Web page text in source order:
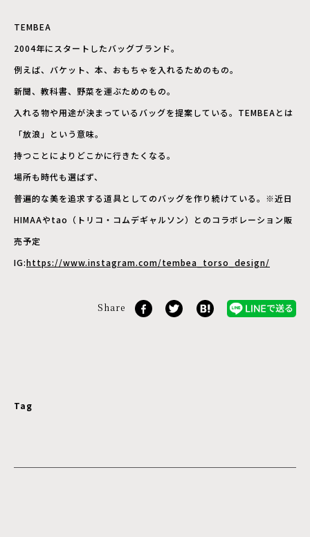
TEMBEA
2004年にスタートしたバッグブランド。
例えば、バケット、本、おもちゃを入れるためのもの。
新聞、教科書、野菜を運ぶためのもの。
入れる物や用途が決まっているバッグを提案している。TEMBEAとは
「放浪」という意味。
持つことによりどこかに行きたくなる。
場所も時代も選ばず、
普遍的な美を追求する道具としてのバッグを作り続けている。※近日
HIMAAやtao（トリコ・コムデギャルソン）とのコラボレーション販
売予定
IG:https://www.instagram.com/tembea_torso_design/
Share
Tag